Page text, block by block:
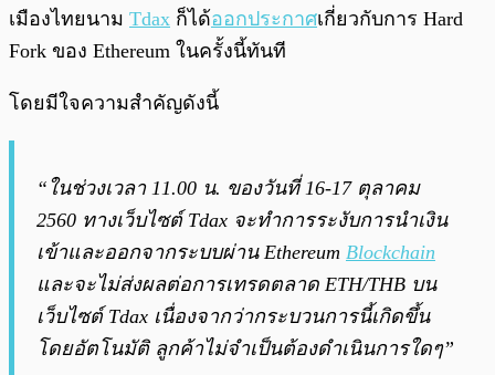
เมืองไทยนาม Tdax ก็ได้ออกประกาศเกี่ยวกับการ Hard
Fork ของ Ethereum ในครั้งนี้ทันที
โดยมีใจความสำคัญดังนี้
“ในช่วงเวลา 11.00 น. ของวันที่ 16-17 ตุลาคม
2560 ทางเว็บไซต์ Tdax จะทำการระงับการนำเงิน
เข้าและออกจากระบบผ่าน Ethereum Blockchain
และจะไม่ส่งผลต่อการเทรดตลาด ETH/THB บน
เว็บไซต์ Tdax เนื่องจากว่ากระบวนการนี้เกิดขึ้น
โดยอัตโนมัติ ลูกค้าไม่จำเป็นต้องดำเนินการใดๆ”